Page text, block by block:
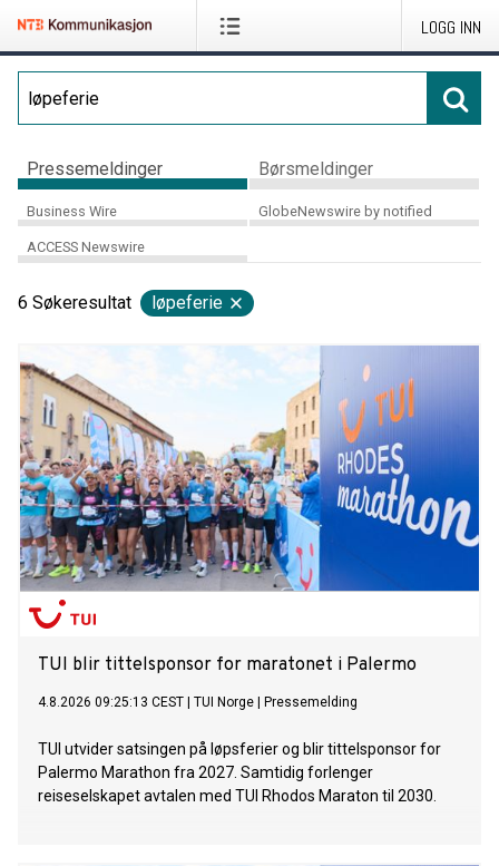
LOGG INN
Pressemeldinger Børsmeldinger
Business Wire GlobeNewswire by notified
ACCESS Newswire
6 Søkeresultat løpeferie
TUI blir tittelsponsor for maratonet i Palermo
4.8.2026 09:25:13 CEST TUI Norge Pressemelding
TUI utvider satsingen på løpsferier og blir tittelsponsor for
Palermo Marathon fra 2027. Samtidig forlenger
reiseselskapet avtalen med TUI Rhodos Maraton til 2030.